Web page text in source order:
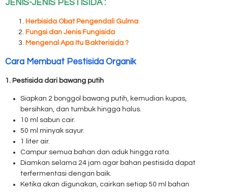
JENIS-JENIS PESTISIDA :
Herbisida Obat Pengendali Gulma
Fungsi dan Jenis Fungisida
Mengenal Apa Itu Bakterisida ?
Cara Membuat Pestisida Organik
1. Pestisida dari bawang putih
Siapkan 2 bonggol bawang putih, kemudian kupas,
bersihkan, dan tumbuk hingga halus.
10 ml sabun cair.
50 ml minyak sayur.
1 liter air.
Campur semua bahan dan aduk hingga rata.
Diamkan selama 24 jam agar bahan pestisida dapat
terfermentasi dengan baik.
Ketika akan digunakan, cairkan setiap 50 ml bahan